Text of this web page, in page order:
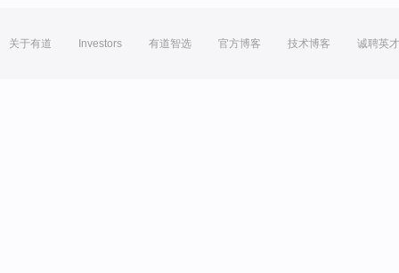
关于有道 Investors 有道智选 官方博客 技术博客 诚聘英才